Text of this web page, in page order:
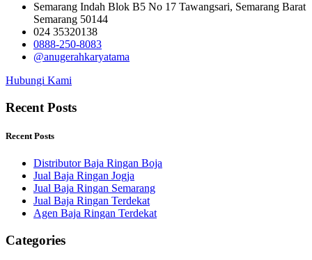
Semarang Indah Blok B5 No 17 Tawangsari, Semarang Barat
Semarang 50144
024 35320138
0888-250-8083
@anugerahkaryatama
Hubungi Kami
Recent Posts
Recent Posts
Distributor Baja Ringan Boja
Jual Baja Ringan Jogja
Jual Baja Ringan Semarang
Jual Baja Ringan Terdekat
Agen Baja Ringan Terdekat
Categories